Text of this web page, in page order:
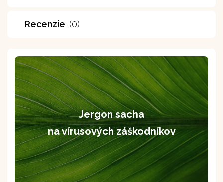
Recenzie (0)
Jergon sacha
na vírusových záškodníkov